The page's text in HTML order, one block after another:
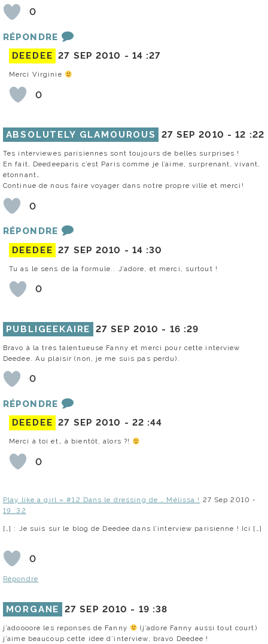
0
RÉPONDRE
DEEDEE 27 SEP 2010 - 14 :27
Merci Virginie
0
ABSOLUTELY GLAMOUROUS 27 SEP 2010 -12 :22
Tes interviewes parisiennes sont toujours de belles surprises !
En fait, Deedeeparis c’est Paris comme je l’aime, surprenant, vivant,
étonnant…
Continue de nous faire voyager dans notre propre ville et merci!
0
RÉPONDRE
DEEDEE 27 SEP 2010 - 14 :30
Tu as le sens de la formule.. J’adore, et merci, surtout !
0
PUBLIGEEKAIRE 27 SEP 2010 - 16 :29
Bravo à la très talentueuse Fanny et merci pour cette interview
Deedee. Au plaisir (non, je me suis pas perdu).
0
RÉPONDRE
DEEDEE 27 SEP 2010 - 22 :44
Merci à toi et… à bientôt, alors ?!
0
Play like a girl » #12 Dans le dressing de … Mélissa ! 27 Sep 2010 -
19 :32
[…] : Je suis sur le blog de Deedee dans l’interview parisienne ! Ici […]
0
Répondre
MORGANE 27 SEP 2010 - 19 :38
j’adoooore les reponses de Fanny
(j’adore Fanny aussi tout court)
j’aime beaucoup cette idee d’interview, bravo Deedee !